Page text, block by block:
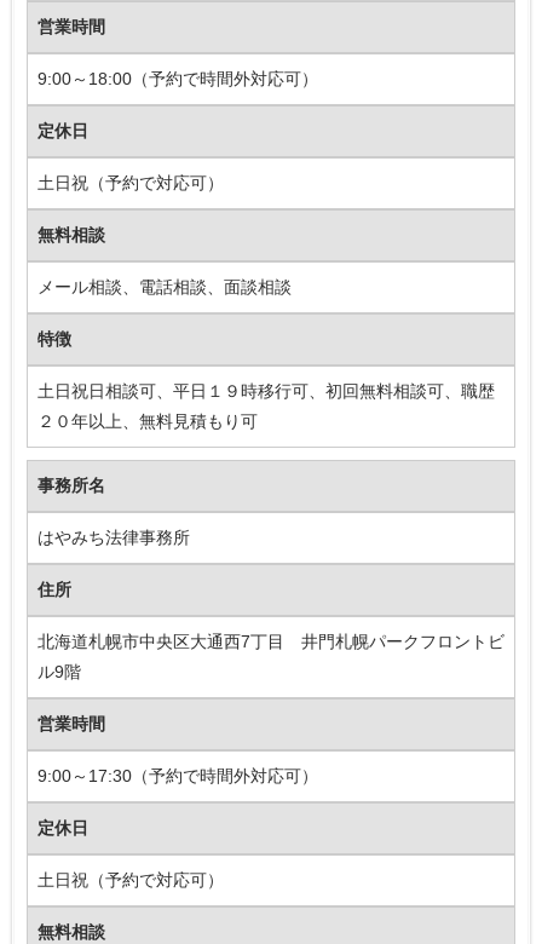
営業時間
9:00～18:00（予約で時間外対応可）
定休日
土日祝（予約で対応可）
無料相談
メール相談、電話相談、面談相談
特徴
土日祝日相談可、平日１９時移行可、初回無料相談可、職歴
２０年以上、無料見積もり可
事務所名
はやみち法律事務所
住所
北海道札幌市中央区大通西7丁目 井門札幌パークフロントビ
ル9階
営業時間
9:00～17:30（予約で時間外対応可）
定休日
土日祝（予約で対応可）
無料相談